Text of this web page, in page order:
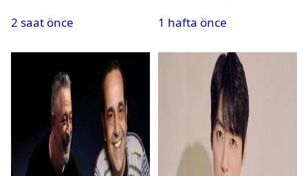
beyaz perdeye geliyor
2 saat önce
1 hafta önce